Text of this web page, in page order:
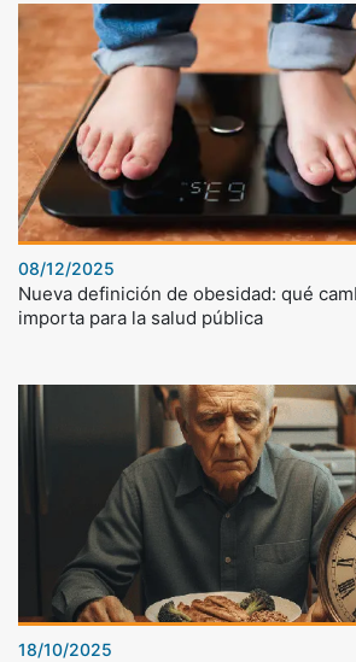
08/12/2025
Nueva definición de obesidad: qué
importa para la salud pública
18/10/2025